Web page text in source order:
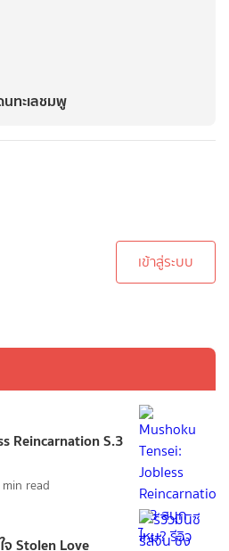
ทะเลชมพู
เข้าสู่ระบบ
Reincarnation S.3
min read
Stolen Love